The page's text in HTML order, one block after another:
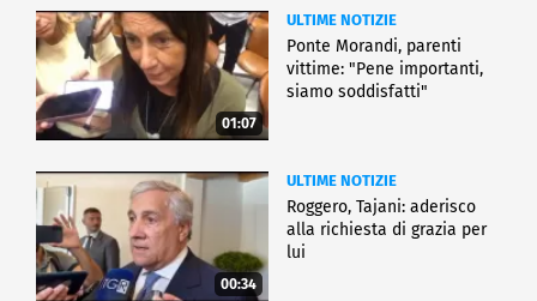
01:07
ULTIME NOTIZIE
Ponte Morandi, parenti
vittime: "Pene importanti,
siamo soddisfatti"
00:34
ULTIME NOTIZIE
Roggero, Tajani: aderisco
alla richiesta di grazia per
lui